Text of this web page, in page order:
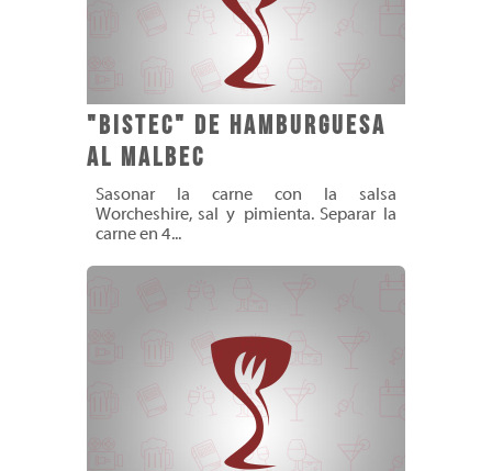
"Bistec" De Hamburguesa
Al Malbec
Sasonar la carne con la salsa
Worcheshire, sal y pimienta. Separar la
carne en 4...